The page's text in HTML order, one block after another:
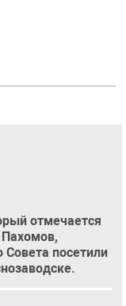
отмечается
Пахомов,
Совета посетили